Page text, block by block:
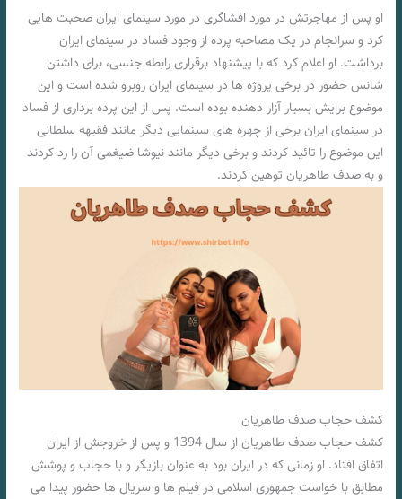
او پس از مهاجرتش در مورد افشاگری در مورد سینمای ایران صحبت هایی
کرد و سرانجام در یک مصاحبه پرده از وجود فساد در سینمای ایران
برداشت. او اعلام کرد که با پیشنهاد برقراری رابطه جنسی، برای داشتن
شانس حضور در برخی پروژه ها در سینمای ایران روبرو شده است و این
موضوع برایش بسیار آزار دهنده بوده است. پس از این پرده برداری از فساد
در سینمای ایران برخی از چهره های سینمایی دیگر مانند فقیهه سلطانی
این موضوع را تائید کردند و برخی دیگر مانند نیوشا ضیغمی آن را رد کردند
و به صدف طاهریان توهین کردند.
کشف حجاب صدف طاهریان
کشف حجاب صدف طاهریان از سال 1394 و پس از خروجش از ایران
اتفاق افتاد. او زمانی که در ایران بود به عنوان بازیگر و با حجاب و پوشش
مطابق با خواست جمهوری اسلامی در فیلم ها و سریال ها حضور پیدا می